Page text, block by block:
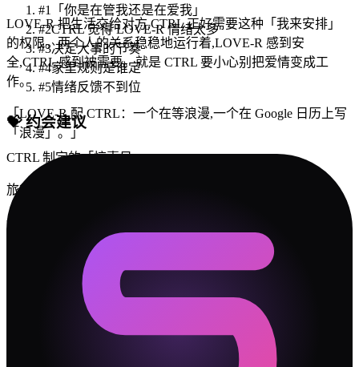
#1
「你是在管我还是在爱我」
#2CTRL 觉得 LOVE-R 情绪太多
#3决定大事的节奏
#4家里规则是谁定
#5情绪反馈不到位
💝约会建议
CTRL 制定的「惊喜日」
旅行 CTRL 负责所有攻略,LOVE-R 负责开心
一起整理一本共同相册
冲突解决指南
你们最大的冲突源是「边界与依赖」维度。不是谁对
谁错，是两个人的出厂设置差太远。接受差异是第一
做决定时，一个人靠直觉，一个人靠数据。别催"你怎
LOVE-R 把生活交给对方,CTRL 正好需要这种「我来安排」
的权限。两个人的关系稳稳地运行着,LOVE-R 感到安
全,CTRL 感到被需要。就是 CTRL 要小心别把爱情变成工
作。
「LOVE-R 配 CTRL：一个在等浪漫,一个在 Google 日历上写
「浪漫」。」